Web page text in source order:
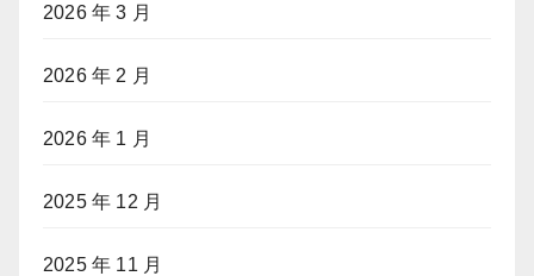
2026 年 3 月
2026 年 2 月
2026 年 1 月
2025 年 12 月
2025 年 11 月